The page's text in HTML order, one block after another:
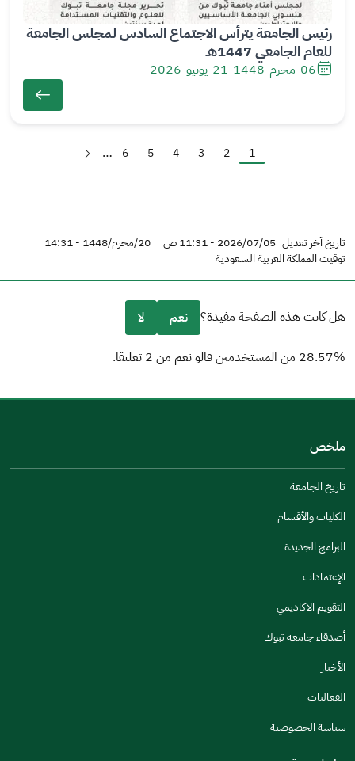
رئيس الجامعة يترأس الاجتماع السادس لمجلس الجامعة
للعام الجامعي 1447هـ
06-محرم-1448 -21-يونيو-2026
Page
1
Page
2
Page
3
Page
4
Page
5
Page
6
…
Next
تاريخ آخر تعديل 2026/07/05 - 11:31 ص
20/محرم/1448 - 14:31
توقيت المملكة العربية السعودية
هل كانت هذه الصفحة مفيدة؟ نعم لا
28.57% من المستخدمين قالو نعم من 2 تعليقا.
مكتوبة بشكل جيد
الإجابات كانت مرتبطة
تصميمه يجعله سهل القراءة
جنس
اخبرنا عن تجربتك في هذه الخدمة
ملخص
تاريخ الجامعة
الكليات والأقسام
البرامج الجديدة
الإعتمادات
التقويم الاكاديمي
أصدقاء جامعة تبوك
الأخبار
الفعاليات
سياسة الخصوصية